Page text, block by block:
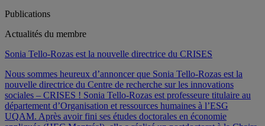
Publications
Actualités du membre
Sonia Tello-Rozas est la nouvelle directrice du CRISES
Nous sommes heureux d’annoncer que Sonia Tello-Rozas est la
nouvelle directrice du Centre de recherche sur les innovations
sociales – CRISES ! Sonia Tello-Rozas est professeure titulaire au
département d’Organisation et ressources humaines à l’ESG
UQAM. Après avoir fini ses études doctorales en économie